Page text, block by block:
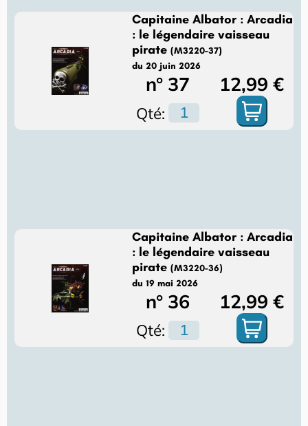
Capitaine Albator : Arcadia
: le légendaire vaisseau
pirate(M3220-37)
du 20 juin 2026
n° 37 12,99 €
Qté:
Capitaine Albator : Arcadia
: le légendaire vaisseau
pirate(M3220-36)
du 19 mai 2026
n° 36 12,99 €
Qté: